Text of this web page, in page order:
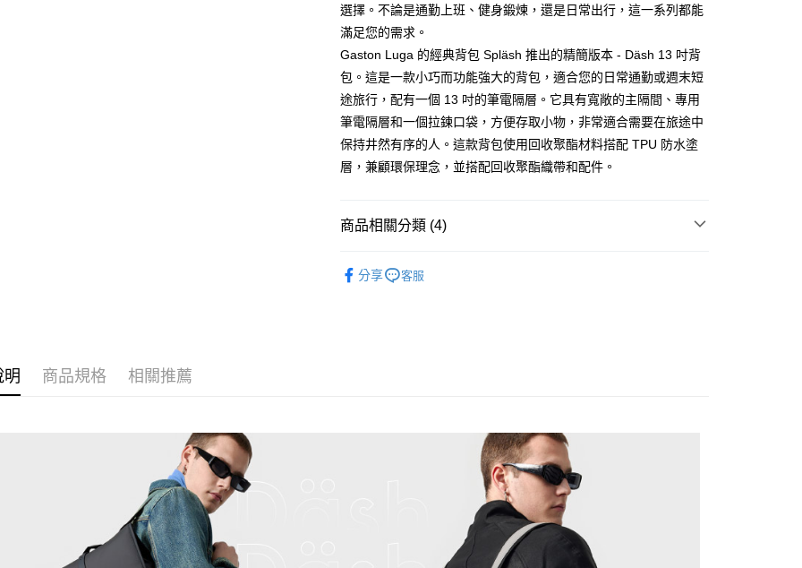
付款後7-11取貨
每筆NT$80，滿NT$1,000(含以上)免運費
黑貓宅急便
每筆NT$120，滿NT$1,000(含以上)免運費
黑貓宅配(離島)
每筆NT$250，滿NT$2,000(含以上)免運費
每筆NT$120，滿NT$1,000(含以上)免運費
選擇。不論是通勤上班、健身鍛煉，還是日常出行，這一系列都能
滿足您的需求。
Gaston Luga 的經典背包 Spläsh 推出的精簡版本 - Däsh 13 吋背
包。這是一款小巧而功能強大的背包，適合您的日常通勤或週末短
途旅行，配有一個 13 吋的筆電隔層。它具有寬敞的主隔間、專用
筆電隔層和一個拉鍊口袋，方便存取小物，非常適合需要在旅途中
保持井然有序的人。這款背包使用回收聚酯材料搭配 TPU 防水塗
層，兼顧環保理念，並搭配回收聚酯織帶和配件。
商品相關分類 (4)
分享 客服
明 商品規格 相關推薦